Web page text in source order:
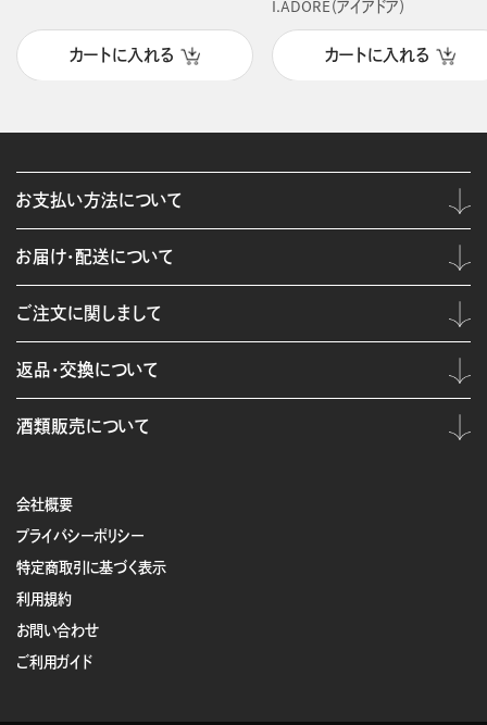
カートに入れる
I.ADORE（アイアドア）
カートに入れる
会社概要
プライバシーポリシー
特定商取引に基づく表示
利用規約
お問い合わせ
ご利用ガイド
お支払い方法について
お届け・配送について
ご注文に関しまして
返品・交換について
酒類販売について